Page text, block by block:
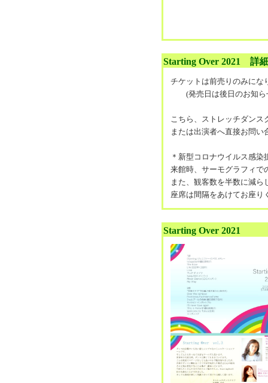
Starting Over 2021 詳
チケットは前売りのみにな
(発売日は後日のお知ら
こちら、ストレッチダンス
または出演者へ直接お問い
＊新型コロナウイルス感染
来館時、サーモグラフィで
また、観客数を半数に減ら
座席は間隔をあけてお座り
Starting Over 2021